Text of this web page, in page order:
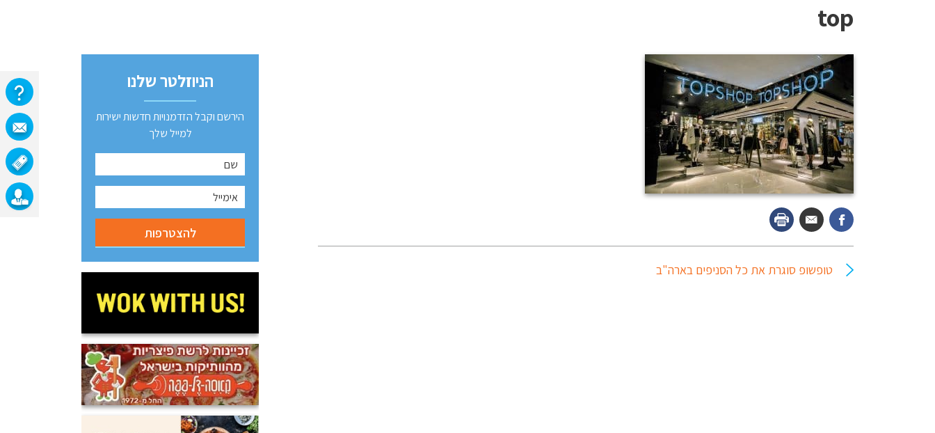
top
טופשופ סוגרת את כל הסניפים בארה"ב
הניוזלטר שלנו
הירשם וקבל הזדמנויות חדשות ישירות
למייל שלך